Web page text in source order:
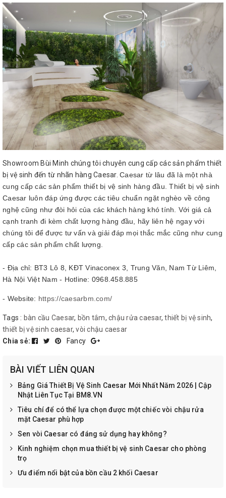
Showroom Bùi Minh chúng tôi chuyên cung cấp các sản phẩm thiết
bị vệ sinh đến từ nhãn hàng Caesar. Caesar từ lâu đã là một nhà
cung cấp các sản phẩm thiết bị vệ sinh hàng đầu. Thiết bị vệ sinh
Caesar luôn đáp ứng được các tiêu chuẩn ngặt nghèo về công
nghệ cũng như đòi hỏi của các khách hàng khó tính. Với giá cả
cạnh tranh đi kèm chất lượng hàng đầu, hãy liên hệ ngay với
chúng tôi để được tư vấn và giải đáp mọi thắc mắc cũng như cung
cấp các sản phẩm chất lượng.
- Địa chỉ: BT3 Lô 8, KĐT Vinaconex 3, Trung Văn, Nam Từ Liêm,
Hà Nội Việt Nam - Hotline: 0968.458.885
- Website: https://caesarbm.com/
Tags : bàn cầu Caesar, bồn tắm, chậu rửa caesar,thiết bị vệ sinh,
thiết bị vệ sinh caesar,vòi chậu caesar
Chia sẻ:
Fancy
BÀI VIẾT LIÊN QUAN
Bảng Giá Thiết Bị Vệ Sinh Caesar Mới Nhất Năm 2026 | Cập
Nhật Liên Tục Tại BM8.VN
Tiêu chí để có thể lựa chọn được một chiếc vòi chậu rửa
mặt Caesar phù hợp
Sen vòi Caesar có đáng sử dụng hay không?
Kinh nghiệm chọn mua thiết bị vệ sinh Caesar cho phòng
trọ
Ưu điểm nổi bật của bồn cầu 2 khối Caesar